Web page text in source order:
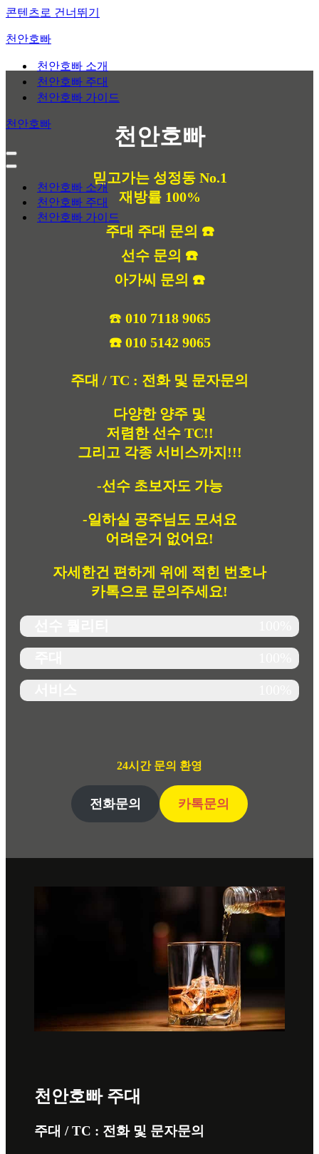
콘텐츠로 건너뛰기
천안호빠
천안호빠 소개
천안호빠 주대
천안호빠 가이드
천안호빠
내
비
내
천안호빠 소개
천안호빠 주대
천안호빠 가이드
천안호빠
믿고가는 성정동 No.1
재방률 100%
주대 주대 문의 ☎️
선수 문의 ☎️
아가씨 문의 ☎️
☎️ 010 7118 9065
☎️ 010 5142 9065
주대 / TC : 전화 및 문자문의
다양한 양주 및
저렴한 선수 TC!!
그리고 각종 서비스까지!!!
-선수 초보자도 가능
-일하실 공주님도 모셔요
어려운거 없어요!
자세한건 편하게 위에 적힌 번호나
카톡으로 문의주세요!
24시간 문의 환영
전화문의 카톡문의
천안호빠 주대
주대 / TC : 전화 및 문자문의